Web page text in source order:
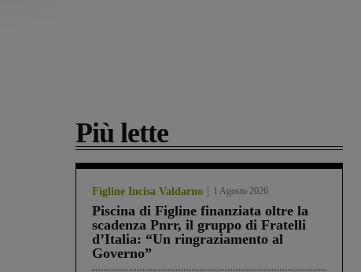
Più lette
Figline Incisa Valdarno 1 Agosto 2026
Piscina di Figline finanziata oltre la
scadenza Pnrr, il gruppo di Fratelli
d’Italia: “Un ringraziamento al
Governo”